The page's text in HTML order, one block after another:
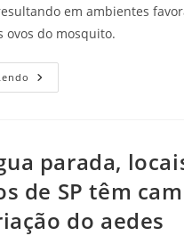
em ambientes
ovos do mosquito.
parada,
de SP têm
do aedes